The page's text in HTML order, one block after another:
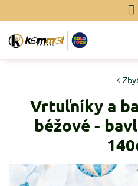
Vrtuľníky a
béžové -